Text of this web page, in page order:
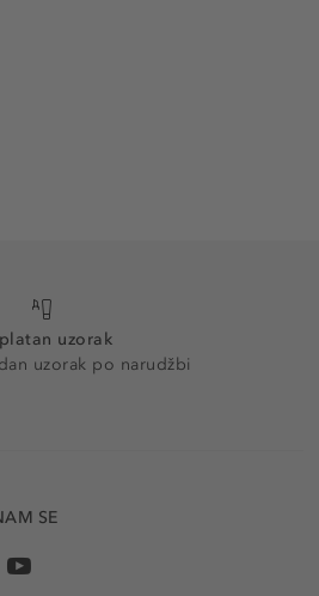
uzorak
uzorak po narudžbi
SE